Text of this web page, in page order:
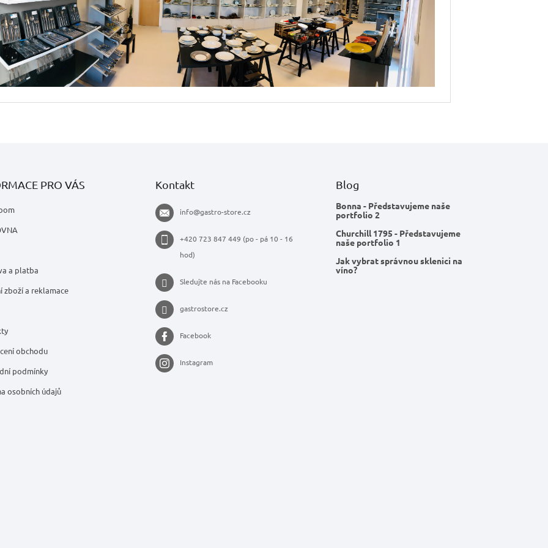
PRO VÁS
a platba
zboží a reklamace
obchodu
podmínky
osobních údajů
Kontakt
info@gastro-store.cz
+420 723 847 449 (po - pá 10 - 16
hod)
Sledujte nás na Facebooku
gastrostore.cz
Facebook
Instagram
Blog
Bonna - Představujeme naše
portfolio 2
Churchill 1795 - Představujeme
naše portfolio 1
Jak vybrat správnou sklenici na
víno?